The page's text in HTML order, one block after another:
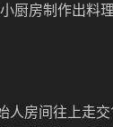
厨房制作出料
人房间往上走